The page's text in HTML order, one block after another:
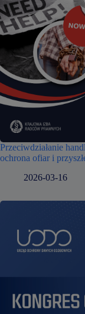
Przeciwdziałanie
ochrona ofiar i
2026-03-16